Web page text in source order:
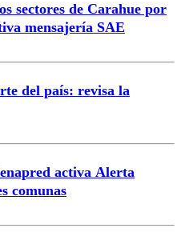
sectores de Carahue por
mensajería SAE
del país: revisa la
activa Alerta
comunas